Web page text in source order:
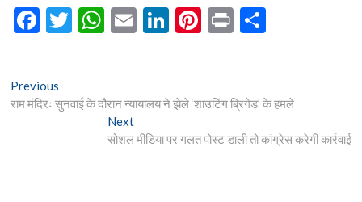
F
b
T
er
W
s
A
p
E
l
Li
dI
Pi
es
Pr
e
Post
navigation
Previous
post:
राम मंदिरः सुनवाई के दौरान न्यायालय ने झेले ‘शाउटिंग ब्रिगेड’ के हमले
NextNext
post:
सोशल मीडिया पर गलत पोस्ट डाली तो कांग्रेस करेगी कार्रवाई